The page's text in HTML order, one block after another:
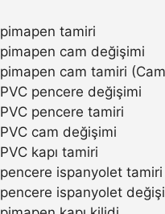
pimapen tamiri
pimapen cam değişimi
pimapen cam tamiri
PVC pencere değişimi
PVC pencere tamiri
PVC cam değişimi
PVC kapı tamiri
pencere ispanyolet tamiri
pencere ispanyolet